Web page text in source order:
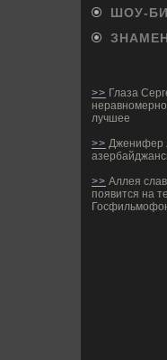
ШОУ-
>> Глаза
лучшее
>> Дженифер
>> Аллея
появится на